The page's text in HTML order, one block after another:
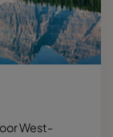
West-